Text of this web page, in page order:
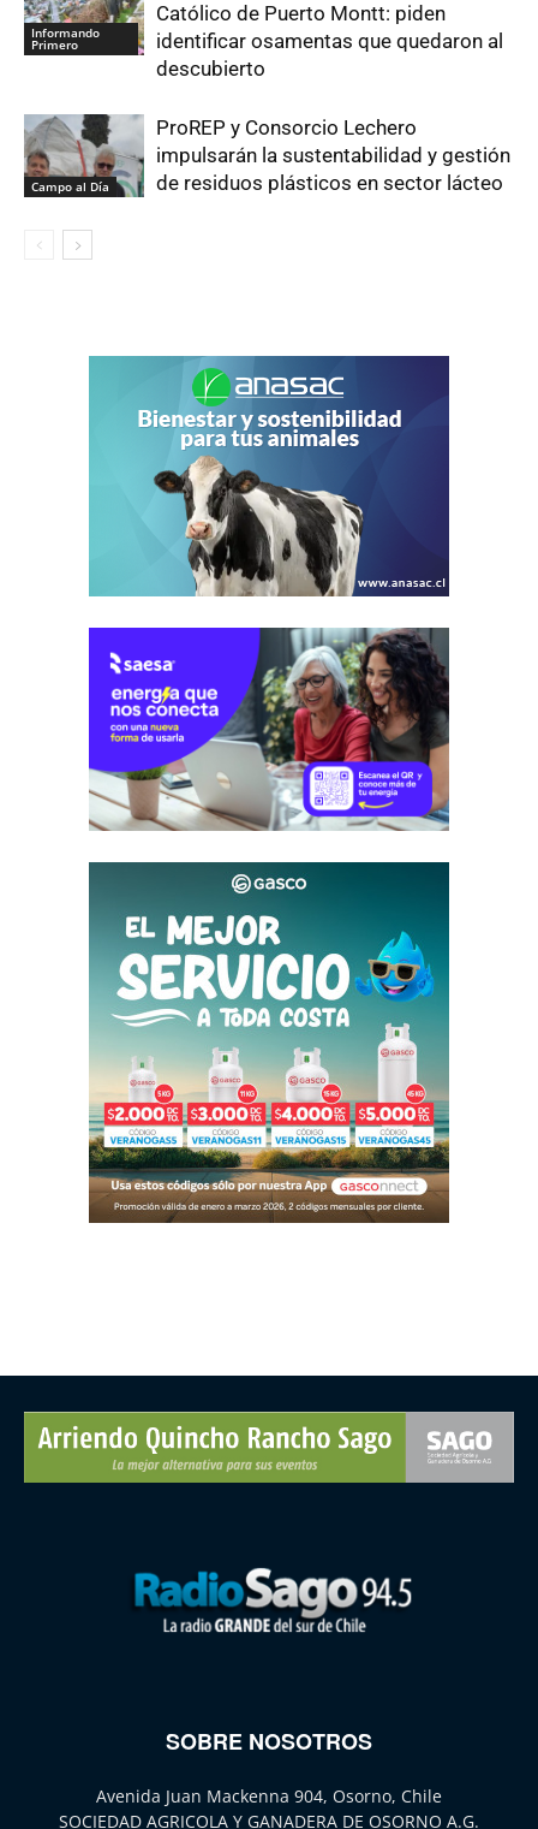
Informando
Primero
Católico de Puerto Montt: piden
identificar osamentas que quedaron al
descubierto
Campo al Día
ProREP y Consorcio Lechero
impulsarán la sustentabilidad y gestión
de residuos plásticos en sector lácteo
SOBRE NOSOTROS
Avenida Juan Mackenna 904, Osorno, Chile
SOCIEDAD AGRICOLA Y GANADERA DE OSORNO A.G.